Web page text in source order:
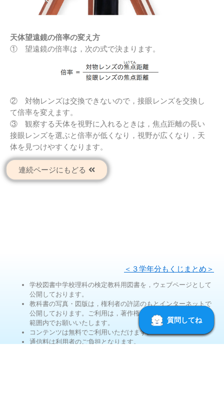
天体望遠鏡の倍率の変え方
① 望遠鏡の倍率は，次の式で決まります。
② 対物レンズは交換できないので，接眼レンズを交換し
て倍率を変えます。
③ 観察する天体を視野に入れるときは，焦点距離の長い
接眼レンズを選ぶと倍率が低くなり，視野が広くなり，天
体を見つけやすくなります。
連続ページにもどる
＜３学年分もくじまとめ＞
学校図書中学校理科の検定教科用図書を，ウェブページとして
公開しております。
教科書の写真・図版は，権利者の許諾のもとインターネットで
公開しております。ご利用は，著作権法第35条ガイドラインの
範囲内でお願いいたします。
コンテンツは無料でご利用いただけます。
通信料は利用者のご負担となります。